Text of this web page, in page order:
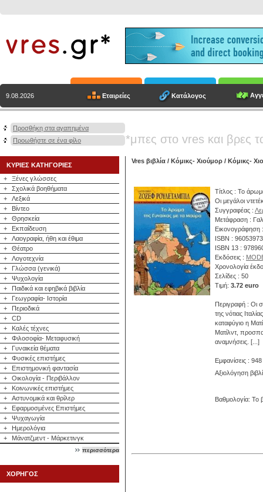
9.08.2026 Εταιρείες Κατάλογος
Προσθήκη στα αγαπημένα
Προωθήστε σε ένα φίλο
*μπες στο vres και βρες
ΚΥΡΙΕΣ ΚΑΤΗΓΟΡΙΕΣ
+
Ξένες γλώσσες
+
Σχολικά βοηθήματα
+
Λεξικά
+
Βίντεο
+
Θρησκεία
+
Εκπαίδευση
+
Λαογραφία, ήθη και έθιμα
+
Θέατρο
+
Λογοτεχνία
+
Γλώσσα (γενικά)
+
Ψυχολογία
+
Παιδικά και εφηβικά βιβλία
+
Γεωγραφία- Ιστορία
+
Περιοδικά
+
CD
+
Καλές τέχνες
+
Φιλοσοφία- Μεταφυσική
+
Γυναικεία θέματα
+
Φυσικές επιστήμες
+
Επιστημονική φαντασία
+
Οικολογία - Περιβάλλον
+
Κοινωνικές επιστήμες
+
Αστυνομικά και θρίλερ
+
Εφαρμοσμένες Επιστήμες
+
Ψυχαγωγία
+
Ημερολόγια
+
Μάνατζμεντ - Μάρκετινγκ
περισσότερα
ΧΟΡΗΓΟΣ
Vres βιβλία / Κόμικς- Χιούμορ / Κόμικς-
Τίτλος : Το
Οι μεγάλοι
Συγγραφέας :
Μετάφραση :
ISBN :
ISBN 13 :
Εκδόσεις :
Χρονολογία
Σελίδες : 50
Τιμή: 3.72 euro
Περιγραφή : Οι
της νότιας
καταφύγιο η
Ματίλντ,
αναμνήσεις. [...]
Εμφανίσεις : 948
Αξιολόγηση
Βαθμολογία: Το